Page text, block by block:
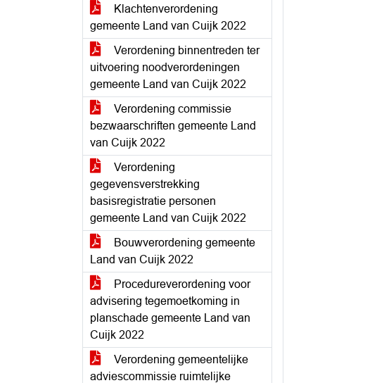
Klachtenverordening
gemeente Land van Cuijk 2022
Verordening binnentreden ter
uitvoering noodverordeningen
gemeente Land van Cuijk 2022
Verordening commissie
bezwaarschriften gemeente Land
van Cuijk 2022
Verordening
gegevensverstrekking
basisregistratie personen
gemeente Land van Cuijk 2022
Bouwverordening gemeente
Land van Cuijk 2022
Procedureverordening voor
advisering tegemoetkoming in
planschade gemeente Land van
Cuijk 2022
Verordening gemeentelijke
adviescommissie ruimtelijke